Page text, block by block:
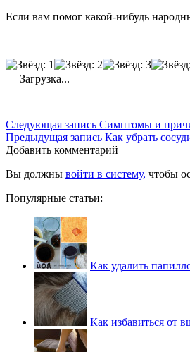
Если вам помог какой-нибудь
Загрузка...
Следующая запись Симптомы и
Предыдущая запись Как убрать
Добавить комментарий
Вы должны войти в систему, чтобы
Популярные статьи:
Как удалить
Как избавиться от